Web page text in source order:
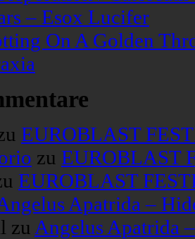
– Esox Lucifer
On A Golden
EUROBLAST
zu EUROBLAST
EUROBLAST
Apatrida –
zu Angelus Apatrida